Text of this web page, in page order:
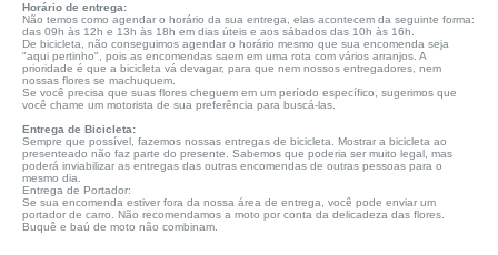
Horário de entrega:
Não temos como agendar o horário da sua entrega, elas acontecem da seguinte forma:
das 09h às 12h e 13h às 18h em dias úteis e aos sábados das 10h às 16h.
De bicicleta, não conseguimos agendar o horário mesmo que sua encomenda seja
"aqui pertinho", pois as encomendas saem em uma rota com vários arranjos. A
prioridade é que a bicicleta vá devagar, para que nem nossos entregadores, nem
nossas flores se machuquem.
Se você precisa que suas flores cheguem em um período específico, sugerimos que
você chame um motorista de sua preferência para buscá-las.
Entrega de Bicicleta:
Sempre que possível, fazemos nossas entregas de bicicleta. Mostrar a bicicleta ao
presenteado não faz parte do presente. Sabemos que poderia ser muito legal, mas
poderá inviabilizar as entregas das outras encomendas de outras pessoas para o
mesmo dia.
Entrega de Portador:
Se sua encomenda estiver fora da nossa área de entrega, você pode enviar um
portador de carro. Não recomendamos a moto por conta da delicadeza das flores.
Buquê e baú de moto não combinam.